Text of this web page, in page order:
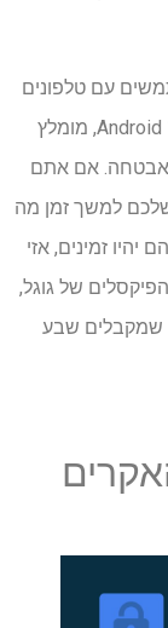
עם טלפונים
המריצים אנדרואיד 13-16. לאלה שעדיין ב- Android 12, מומלץ
אבטחה. אם אתם
למשך זמן מה
זמינים, אזי
של גוגל,
שמקבלים שבע